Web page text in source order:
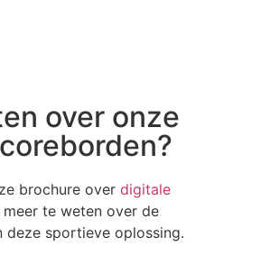
over onze
brochure over digitale
meer te weten over de
deze sportieve oplossing.